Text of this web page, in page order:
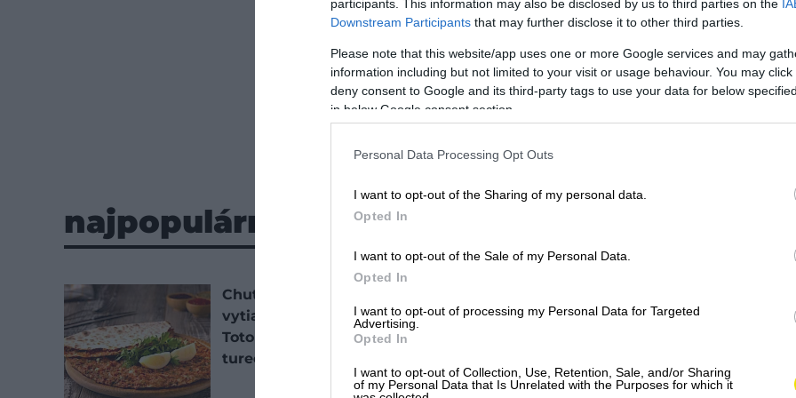
participants. This information may also be disclosed by us to third parties on the
Downstream Participants that may further disclose it to other third parties.
Please note that this website/app uses one or more Google services and may
information including but not limited to your visit or usage behaviour. You may
deny consent to Google and its third-party tags to use your data for below
in below Google consent section.
Personal Data Processing Opt Outs
I want to opt-out of the Sharing of my personal data.
Opted In
I want to opt-out of the Sale of my Personal Data.
Opted In
I want to opt-out of processing my Personal Data for Targeted
Advertising.
Opted In
I want to opt-out of Collection, Use, Retention, Sale, and/or Sharing
of my Personal Data that Is Unrelated with the Purposes for which it
najpopulárnejšie
Chuť, ktorá vás
vytiahne z rezortu:
Toto sú tie najlepšie
turecké jedlá
vďaka netradičným